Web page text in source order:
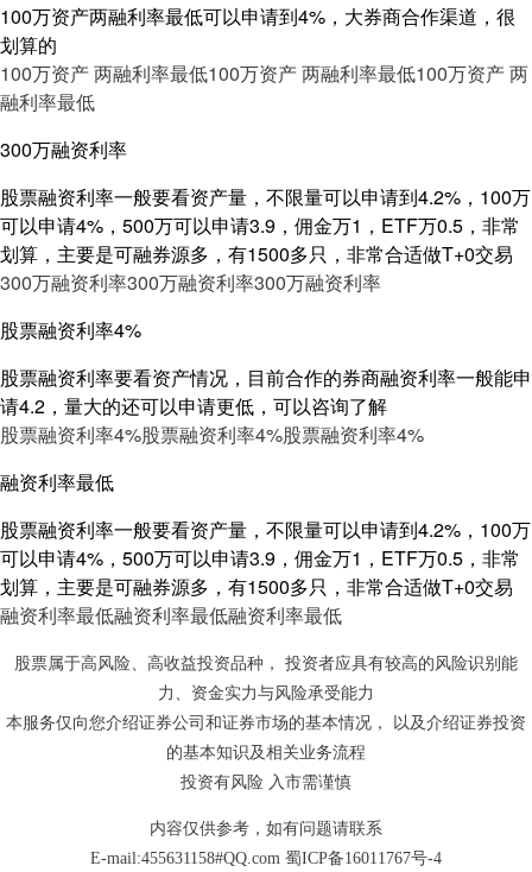
100万资产两融利率最低可以申请到4%，大券商合作渠道，很
划算的
100万资产 两融利率最低100万资产 两融利率最低100万资产 两
融利率最低
300万融资利率
股票融资利率一般要看资产量，不限量可以申请到4.2%，100万
可以申请4%，500万可以申请3.9，佣金万1，ETF万0.5，非常
划算，主要是可融券源多，有1500多只，非常合适做T+0交易
300万融资利率300万融资利率300万融资利率
股票融资利率4%
股票融资利率要看资产情况，目前合作的券商融资利率一般能申
请4.2，量大的还可以申请更低，可以咨询了解
股票融资利率4%股票融资利率4%股票融资利率4%
融资利率最低
股票融资利率一般要看资产量，不限量可以申请到4.2%，100万
可以申请4%，500万可以申请3.9，佣金万1，ETF万0.5，非常
划算，主要是可融券源多，有1500多只，非常合适做T+0交易
融资利率最低融资利率最低融资利率最低
股票属于高风险、高收益投资品种， 投资者应具有较高的风险识别能
力、资金实力与风险承受能力
本服务仅向您介绍证券公司和证券市场的基本情况， 以及介绍证券投资
的基本知识及相关业务流程
投资有风险 入市需谨慎
内容仅供参考，如有问题请联系
E-mail:455631158#QQ.com 蜀ICP备16011767号-4